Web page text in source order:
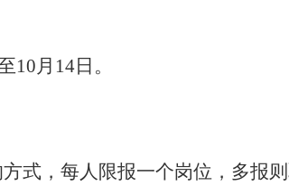
10月14日。
式，每人限报一个岗位，多报